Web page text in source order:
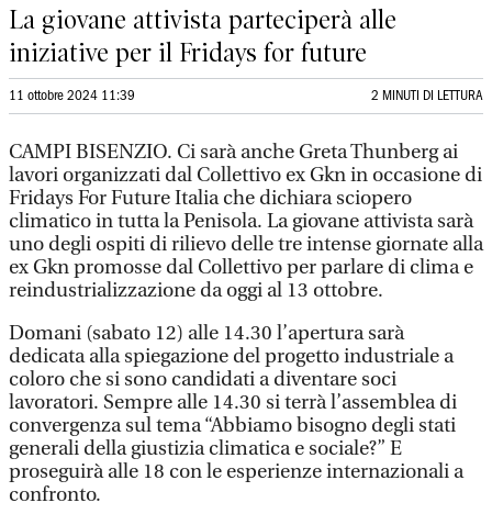
La giovane attivista parteciperà alle
iniziative per il Fridays for future
11 ottobre 2024 11:39 2 MINUTI DI LETTURA
CAMPI BISENZIO. Ci sarà anche Greta Thunberg ai
lavori organizzati dal Collettivo ex Gkn in occasione di
Fridays For Future Italia che dichiara sciopero
climatico in tutta la Penisola. La giovane attivista sarà
uno degli ospiti di rilievo delle tre intense giornate alla
ex Gkn promosse dal Collettivo per parlare di clima e
reindustrializzazione da oggi al 13 ottobre.
Domani (sabato 12) alle 14.30 l’apertura sarà
dedicata alla spiegazione del progetto industriale a
coloro che si sono candidati a diventare soci
lavoratori. Sempre alle 14.30 si terrà l’assemblea di
convergenza sul tema “Abbiamo bisogno degli stati
generali della giustizia climatica e sociale?” E
proseguirà alle 18 con le esperienze internazionali a
confronto.